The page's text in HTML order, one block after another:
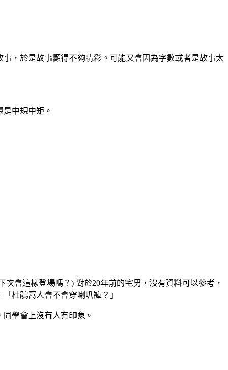
，於是故事顯得不夠精彩。可能又會因為字數或者是故事太
中規中矩。
次會這樣登場嗎？ ) 對於20年前的宅男，沒有資料可以參考，
杜鵑窩人會不會穿喇叭褲？」
學會上沒有人有印象。